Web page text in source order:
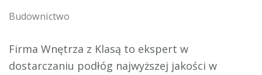
Budownictwo
Firma Wnętrza z Klasą to ekspert w
dostarczaniu podłóg najwyższej jakości w